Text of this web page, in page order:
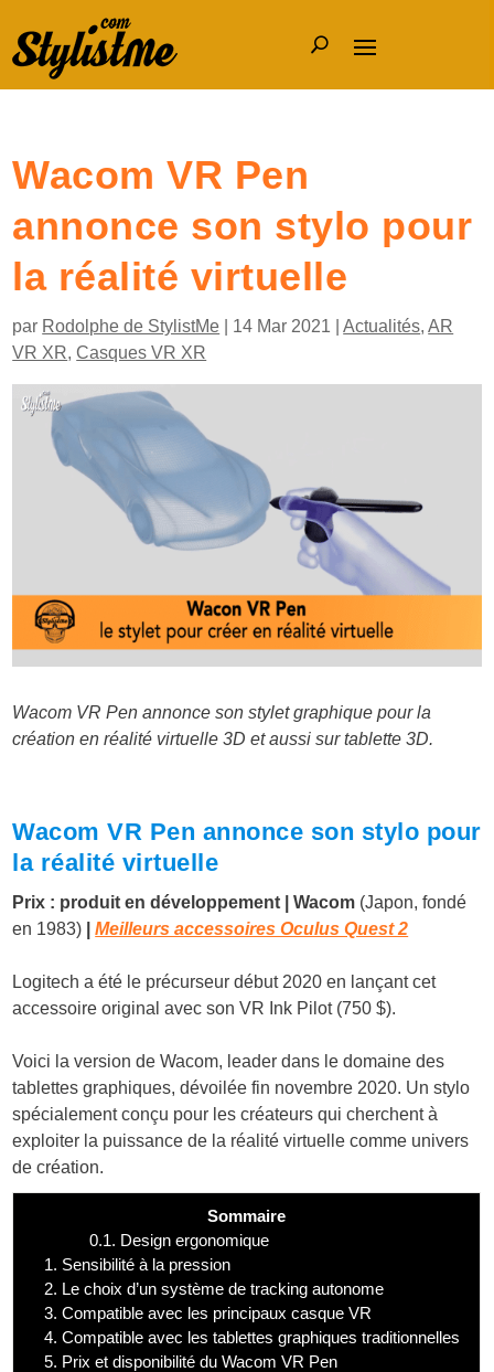
Wacom VR Pen
annonce son stylo pour
la réalité virtuelle
par Rodolphe de StylistMe 14 Mar 2021 |Actualités,AR
VR XR,Casques VR XR
Wacom VR Pen annonce son stylet graphique pour la
création en réalité virtuelle 3D et aussi sur tablette 3D.
Wacom VR Pen annonce son stylo pour
la réalité virtuelle
Prix : produit en développement | Wacom (Japon, fondé
en 1983)
|Meilleurs accessoires Oculus Quest 2
Logitech a été le précurseur début 2020 en lançant cet
accessoire original avec son VR Ink Pilot (750 $).
Voici la version de Wacom, leader dans le domaine des
tablettes graphiques, dévoilée fin novembre 2020. Un stylo
spécialement conçu pour les créateurs qui cherchent à
exploiter la puissance de la réalité virtuelle comme univers
de création.
Sommaire
0.1. Design ergonomique
1. Sensibilité à la pression
2. Le choix d’un système de tracking autonome
3. Compatible avec les principaux casque VR
4. Compatible avec les tablettes graphiques traditionnelles
5. Prix et disponibilité du Wacom VR Pen